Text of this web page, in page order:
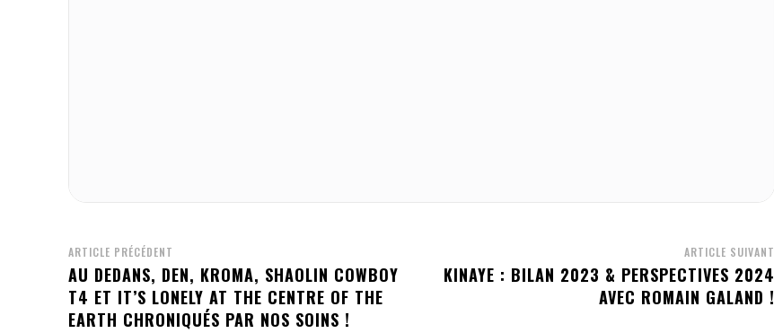
ARTICLE PRÉCÉDENT
AU DEDANS, DEN, KROMA, SHAOLIN COWBOY
T4 ET IT’S LONELY AT THE CENTRE OF THE
EARTH CHRONIQUÉS PAR NOS SOINS !
ARTICLE SUIVANT
KINAYE : BILAN 2023 & PERSPECTIVES 2024
AVEC ROMAIN GALAND !